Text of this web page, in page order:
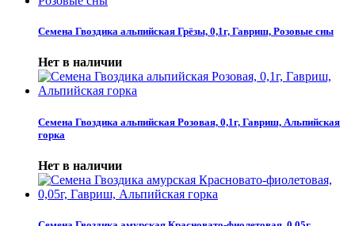
Семена Гвоздика альпийская Грёзы, 0,1г, Гавриш, Розовые сны
Нет в наличии
Семена Гвоздика альпийская Розовая, 0,1г, Гавриш, Альпийская
горка
Нет в наличии